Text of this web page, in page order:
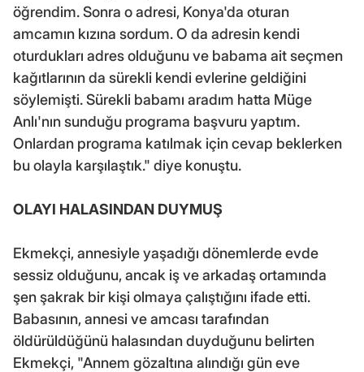
öğrendim. Sonra o adresi, Konya'da oturan
amcamın kızına sordum. O da adresin kendi
oturdukları adres olduğunu ve babama ait seçmen
kağıtlarının da sürekli kendi evlerine geldiğini
söylemişti. Sürekli babamı aradım hatta Müge
Anlı'nın sunduğu programa başvuru yaptım.
Onlardan programa katılmak için cevap beklerken
bu olayla karşılaştık." diye konuştu.
OLAYI HALASINDAN DUYMUŞ
Ekmekçi, annesiyle yaşadığı dönemlerde evde
sessiz olduğunu, ancak iş ve arkadaş ortamında
şen şakrak bir kişi olmaya çalıştığını ifade etti.
Babasının, annesi ve amcası tarafından
öldürüldüğünü halasından duyduğunu belirten
Ekmekçi, "Annem gözaltına alındığı gün eve